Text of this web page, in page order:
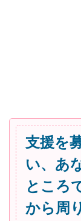
支援を
い、あ
ところ
から周